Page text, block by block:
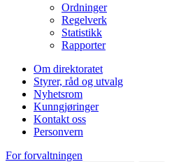
Ordninger
Regelverk
Statistikk
Rapporter
Om direktoratet
Styrer, råd og utvalg
Nyhetsrom
Kunngjøringer
Kontakt oss
Personvern
For forvaltningen